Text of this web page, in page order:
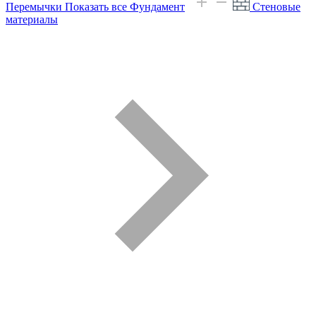
Перемычки Показать все Фундамент
Стеновые
материалы